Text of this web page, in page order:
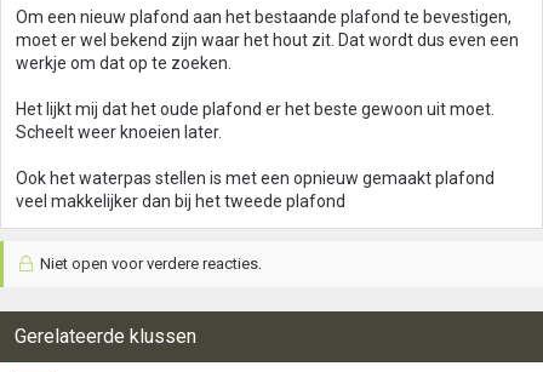
Om een nieuw plafond aan het bestaande plafond te bevestigen,
moet er wel bekend zijn waar het hout zit. Dat wordt dus even een
werkje om dat op te zoeken.
Het lijkt mij dat het oude plafond er het beste gewoon uit moet.
Scheelt weer knoeien later.
Ook het waterpas stellen is met een opnieuw gemaakt plafond
veel makkelijker dan bij het tweede plafond
Niet open voor verdere reacties.
Gerelateerde klussen